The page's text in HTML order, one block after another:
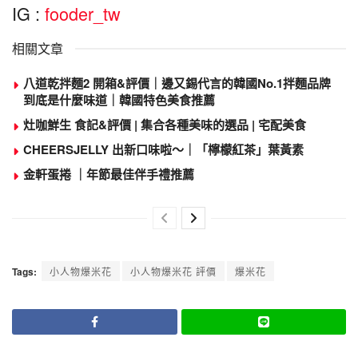
IG : fooder_tw
相關文章
八道乾拌麵2 開箱&評價｜邊又錫代言的韓國No.1拌麵品牌
到底是什麼味道｜韓國特色美食推薦
灶咖鮮生 食記&評價 | 集合各種美味的選品 | 宅配美食
CHEERSJELLY 出新口味啦～｜「檸檬紅茶」葉黃素
金軒蛋捲 ｜年節最佳伴手禮推薦
Tags: 小人物爆米花 小人物爆米花 評價 爆米花